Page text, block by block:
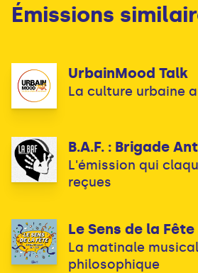
Émissions
UrbainMood Talk
La culture urbaine
B.A.F. : Brigade
L'émission qui
reçues
Le Sens de la Fête
La matinale
philosophique